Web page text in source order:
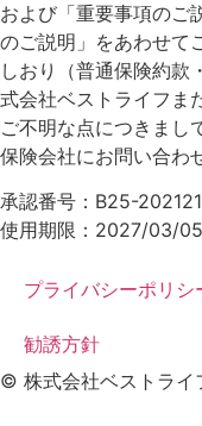
および「重要事項の
のご説明」をあわせて
しおり（普通保険約款
式会社ベストライフま
ご不明な点につきまし
保険会社にお問い合わ
承認番号：B25-202121
使用期限：2027/03/05
プライバシーポリシ
勧誘方針
© 株式会社ベストライ